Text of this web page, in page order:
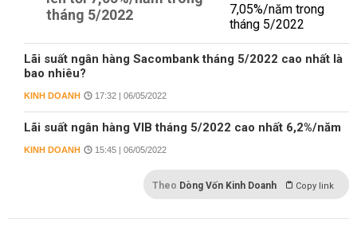
tháng 5/2022
Lãi suất ngân hàng Sacombank tháng 5/2022 cao nhất là
bao nhiêu?
KINH DOANH 17:32 | 06/05/2022
Lãi suất ngân hàng VIB tháng 5/2022 cao nhất 6,2%/năm
KINH DOANH 15:45 | 06/05/2022
Theo Dòng Vốn Kinh Doanh Copy link